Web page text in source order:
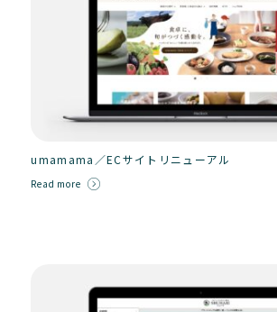
umamama／ECサイトリニューアル
Read more